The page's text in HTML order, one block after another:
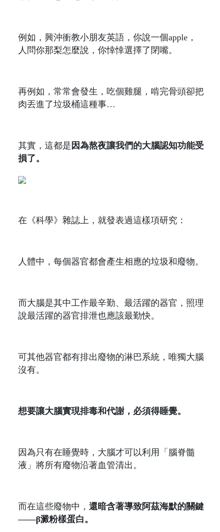
例如，興沖衝教小朋友英語，你說一個apple，
人問你那梨怎麼說，你悻悻選擇了閉嘴。
再例如，常常會發生，吃個雞腿，啃完骨頭卻把
肉丟進了垃圾桶這種事…
其實，這都是 因為熬夜讓我們的大腦認知功能受
損了。
在《科學》雜誌上，就發表過這樣項研究：
人體中，每個器官都會產生相應的垃圾和廢物。
而大腦是其中工作最辛勤、最活躍的器官，照理
說最活躍的器官排泄也應該最勤快。
可其他器官都有排出廢物的淋巴系統，唯獨大腦
沒有。
想要讓大腦實現排毒和代謝，必須得睡覺。
因為只有在睡覺時，大腦才可以利用「腦脊髓
液」將所有廢物沿著血管清出。
而在這些廢物中， 還暗含著導致阿茲海默的關鍵
——β澱粉樣蛋白。